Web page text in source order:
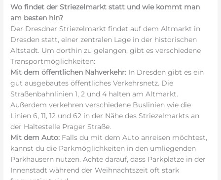
Wo findet der Striezelmarkt statt und wie kommt man
am besten hin?
Der Dresdner Striezelmarkt findet auf dem Altmarkt in
Dresden statt, einer zentralen Lage in der historischen
Altstadt. Um dorthin zu gelangen, gibt es verschiedene
Transportmöglichkeiten:
Mit dem öffentlichen Nahverkehr: In Dresden gibt es ein
gut ausgebautes öffentliches Verkehrsnetz. Die
Straßenbahnlinien 1, 2 und 4 halten am Altmarkt.
Außerdem verkehren verschiedene Buslinien wie die
Linien 6, 11, 12 und 62 in der Nähe des Striezelmarkts an
der Haltestelle Prager Straße.
Mit dem Auto: Falls du mit dem Auto anreisen möchtest,
kannst du die Parkmöglichkeiten in den umliegenden
Parkhäusern nutzen. Achte darauf, dass Parkplätze in der
Innenstadt während der Weihnachtszeit oft stark